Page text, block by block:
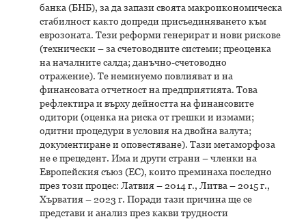
банка (БНБ), за да запази своята макроикономическа
стабилност както допреди присъединяването към
еврозоната. Тези реформи генерират и нови рискове
(технически – за счетоводните системи; преоценка
на началните салда; данъчно-счетоводно
отражение). Те неминуемо повлияват и на
финансовата отчетност на предприятията. Това
рефлектира и върху дейността на финансовите
одитори (оценка на риска от грешки и измами;
одитни процедури в условия на двойна валута;
документиране и оповестяване). Тази метаморфоза
не е прецедент. Има и други страни – членки на
Европейския съюз (ЕС), които преминаха последно
през този процес: Латвия – 2014 г., Литва – 2015 г.,
Хърватия – 2023 г. Поради тази причина ще се
представи и анализ през какви трудности